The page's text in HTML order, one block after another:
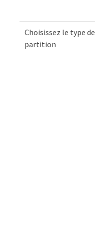
Choisissez le type de
partition